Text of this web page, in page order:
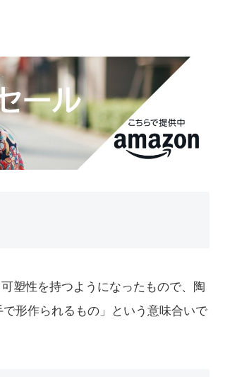
塑性を持つようになったもので、陶
形作られるもの」という意味合いで